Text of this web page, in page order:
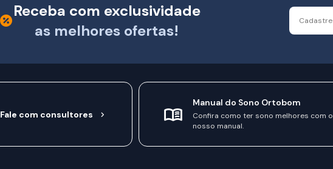
Receba com exclusividade
as melhores ofertas!
Fale com consultores
Manual do Sono Ortobom
Confira como ter sono melhores com o
nosso manual.